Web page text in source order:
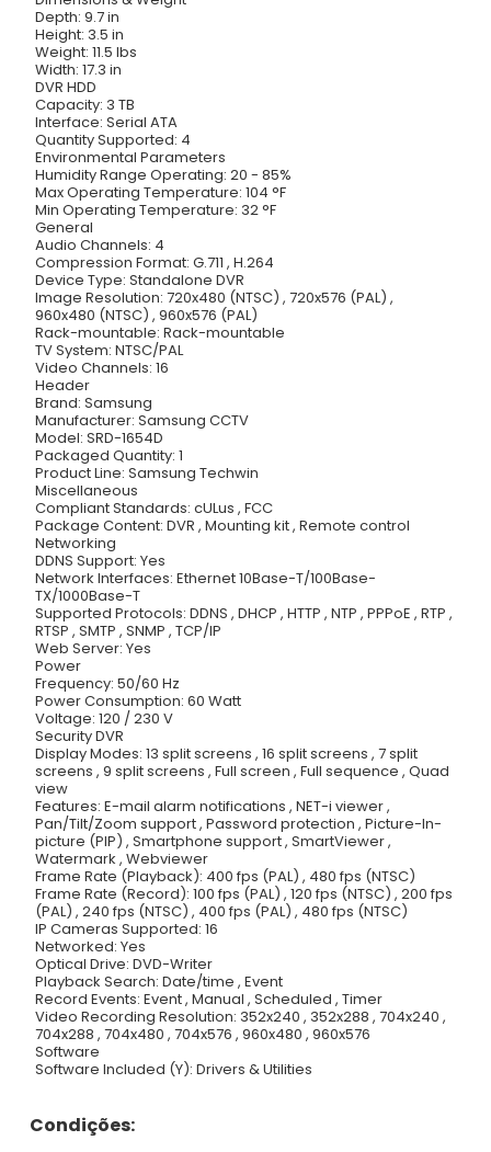
Depth: 9.7 in
Height: 3.5 in
Weight: 11.5 lbs
Width: 17.3 in
DVR HDD
Capacity: 3 TB
Interface: Serial ATA
Quantity Supported: 4
Environmental Parameters
Humidity Range Operating: 20 - 85%
Max Operating Temperature: 104 °F
Min Operating Temperature: 32 °F
General
Audio Channels: 4
Compression Format: G.711 , H.264
Device Type: Standalone DVR
Image Resolution: 720x480 (NTSC) , 720x576 (PAL) ,
960x480 (NTSC) , 960x576 (PAL)
Rack-mountable: Rack-mountable
TV System: NTSC/PAL
Video Channels: 16
Header
Brand: Samsung
Manufacturer: Samsung CCTV
Model: SRD-1654D
Packaged Quantity: 1
Product Line: Samsung Techwin
Miscellaneous
Compliant Standards: cULus , FCC
Package Content: DVR , Mounting kit , Remote control
Networking
DDNS Support: Yes
Network Interfaces: Ethernet 10Base-T/100Base-
TX/1000Base-T
Supported Protocols: DDNS , DHCP , HTTP , NTP , PPPoE , RTP ,
RTSP , SMTP , SNMP , TCP/IP
Web Server: Yes
Power
Frequency: 50/60 Hz
Power Consumption: 60 Watt
Voltage: 120 / 230 V
Security DVR
Display Modes: 13 split screens , 16 split screens , 7 split
screens , 9 split screens , Full screen , Full sequence , Quad
view
Features: E-mail alarm notifications , NET-i viewer ,
Pan/Tilt/Zoom support , Password protection , Picture-In-
picture (PIP) , Smartphone support , SmartViewer ,
Watermark , Webviewer
Frame Rate (Playback): 400 fps (PAL) , 480 fps (NTSC)
Frame Rate (Record): 100 fps (PAL) , 120 fps (NTSC) , 200 fps
(PAL) , 240 fps (NTSC) , 400 fps (PAL) , 480 fps (NTSC)
IP Cameras Supported: 16
Networked: Yes
Optical Drive: DVD-Writer
Playback Search: Date/time , Event
Record Events: Event , Manual , Scheduled , Timer
Video Recording Resolution: 352x240 , 352x288 , 704x240 ,
704x288 , 704x480 , 704x576 , 960x480 , 960x576
Software
Software Included (Y): Drivers & Utilities
Condições: